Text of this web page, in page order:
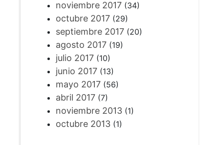
noviembre 2017(34)
octubre 2017(29)
septiembre 2017(20)
agosto 2017(19)
julio 2017(10)
junio 2017(13)
mayo 2017(56)
abril 2017(7)
noviembre 2013(1)
octubre 2013(1)